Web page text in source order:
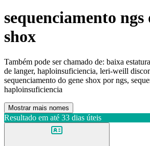
sequenciamento ngs
shox
Também pode ser chamado de: baixa
de langer, haploinsuficiencia, leri-weill
sequenciamento do gene shox por ngs,
haploinsuficiencia
Mostrar mais nomes
Resultado em até 33 dias úteis